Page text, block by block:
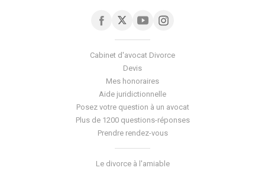
Cabinet d'avocat Divorce
Devis
Mes honoraires
Aide juridictionnelle
Posez votre question à un avocat
Plus de 1200 questions-réponses
Prendre rendez-vous
Le divorce à l'amiable